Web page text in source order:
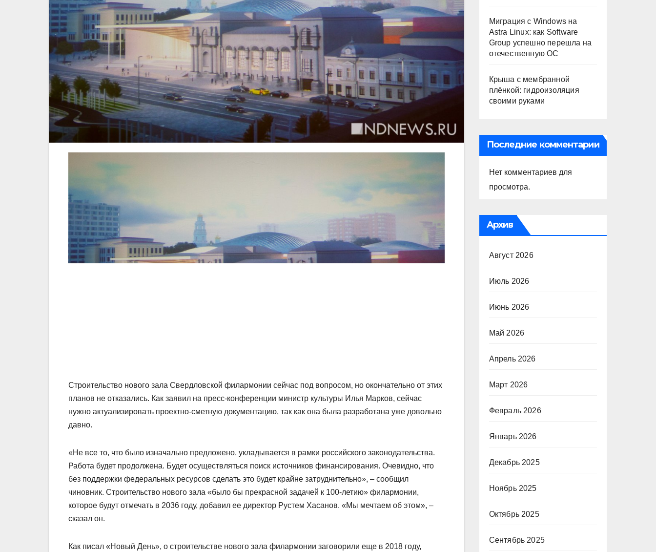
Строительство нового зала Свердловской филармонии сейчас под вопросом, но окончательно от этих
планов не отказались. Как заявил на пресс-конференции министр культуры Илья Марков, сейчас
нужно актуализировать проектно-сметную документацию, так как она была разработана уже довольно
давно.
«Не все то, что было изначально предложено, укладывается в рамки российского законодательства.
Работа будет продолжена. Будет осуществляться поиск источников финансирования. Очевидно, что
без поддержки федеральных ресурсов сделать это будет крайне затруднительно», – сообщил
чиновник. Строительство нового зала «было бы прекрасной задачей к 100-летию» филармонии,
которое будут отмечать в 2036 году, добавил ее директор Рустем Хасанов. «Мы мечтаем об этом», –
сказал он.
Как писал «Новый День», о строительстве нового зала филармонии заговорили еще в 2018 году,
Миграция с Windows на
Astra Linux: как Software
Group успешно перешла на
отечественную ОС
Крыша с мембранной
плёнкой: гидроизоляция
своими руками
Последние комментарии
Нет комментариев для
просмотра.
Архив
Август 2026
Июль 2026
Июнь 2026
Май 2026
Апрель 2026
Март 2026
Февраль 2026
Январь 2026
Декабрь 2025
Ноябрь 2025
Октябрь 2025
Сентябрь 2025